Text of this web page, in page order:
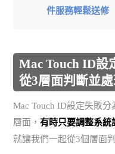
件服務輕鬆送修
Mac Touch ID設
從3層面判斷並
Mac Touch ID設定失敗
層面，有時只要調整系統
就讓我們一起從3個層面